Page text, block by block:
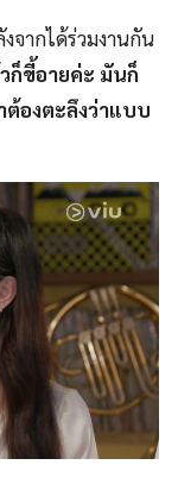
จากได้ร่วมงานกัน
ก็ขี้อายค่ะ มันก็
ต้องตะลึงว่าแบบ